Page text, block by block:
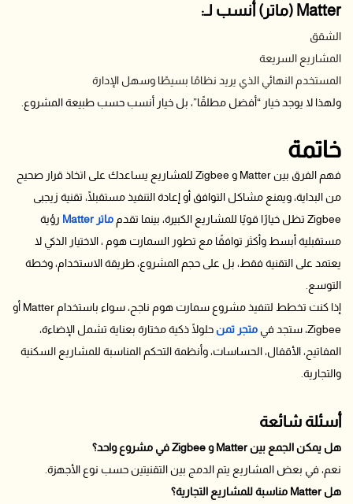
Matter (ماتر) أنسب لـ:
الشقق
المشاريع السريعة
المستخدم النهائي الذي يريد نظامًا بسيطًا وسهل الإدارة
ولهذا لا يوجد خيار “أفضل مطلقًا”، بل خيار أنسب حسب طبيعة المشروع.
خاتمة
فهم الفرق بين Matter و Zigbee للمشاريع يساعدك على اتخاذ قرار صحيح
من البداية، ويمنع مشاكل التوافق أو إعادة التنفيذ مستقبلًا، تقنية زيجبى
Zigbee تظل خيارًا قويًا للمشاريع الكبيرة، بينما تقدم
ماتر Matter
رؤية
مستقبلية أبسط وأكثر توافقًا مع تطور السمارت هوم ، الاختيار الذكي لا
يعتمد على التقنية فقط، بل على حجم المشروع، طريقة الاستخدام، وخطة
التوسع.
إذا كنت تخطط لتنفيذ مشروع سمارت هوم ناجح، سواء باستخدام Matter أو
Zigbee، ستجد في
متجر تمنحلولًا ذكية مختارة بعناية تشمل الإضاءة،
المفاتيح، الأقفال، الحساسات، وأنظمة التحكم المناسبة للمشاريع السكنية
والتجارية.
أسئلة شائعة
هل يمكن الجمع بين Matter و Zigbee في مشروع واحد؟
نعم، في بعض المشاريع يتم الدمج بين التقنيتين حسب نوع الأجهزة.
هل Matter مناسبة للمشاريع التجارية؟